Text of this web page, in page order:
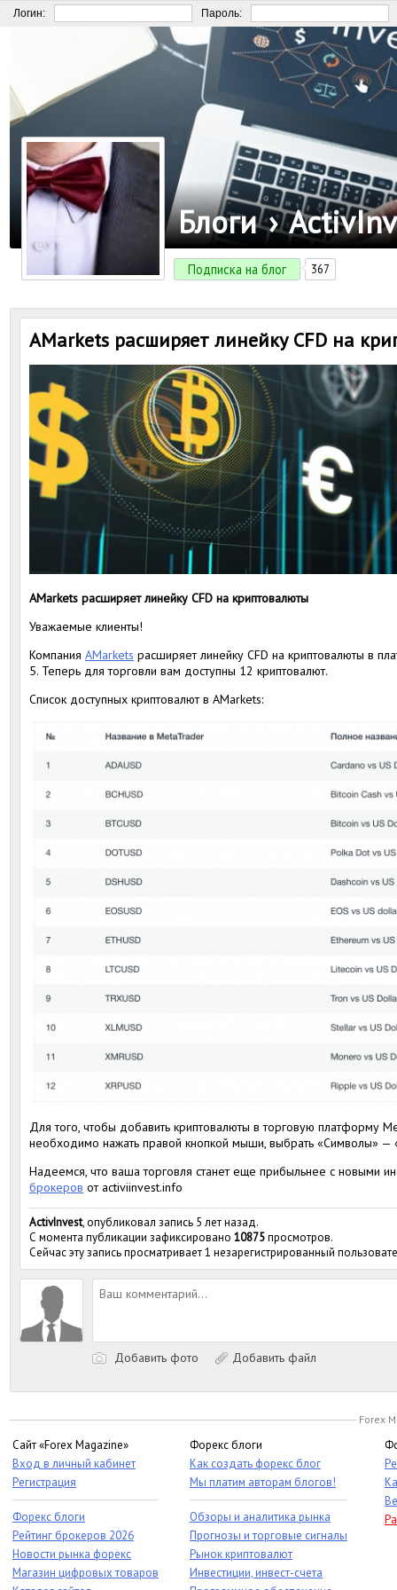
Логин: Пароль:
Блоги ›
Подписка на блог 367
AMarkets расширяет линейку CFD на
AMarkets расширяет линейку CFD на криптовалюты
Уважаемые клиенты!
Компания AMarkets расширяет линейку CFD на криптовалюты в
5. Теперь для торговли вам доступны 12 криптовалют.
Список доступных криптовалют в AMarkets:
Для того, чтобы добавить криптовалюты в торговую платформу
необходимо нажать правой кнопкой мыши, выбрать «Символы» —
Надеемся, что ваша торговля станет еще прибыльнее с новыми
брокеров от activiinvest.info
ActivInvest, опубликовал запись 5 лет назад.
С момента публикации зафиксировано 10875просмотров.
Сейчас эту запись просматривает 1 незарегистрированный
Добавить фото Добавить файл
Forex
Сайт «Forex Magazine»
Вход в личный кабинет
Регистрация
Форекс блоги
Рейтинг брокеров 2026
Новости рынка форекс
Магазин цифровых товаров
Форекс блоги
Как создать форекс блог
Мы платим авторам блогов!
Обзоры и аналитика рынка
Прогнозы и торговые сигналы
Рынок криптовалют
Инвестиции, инвест-счета